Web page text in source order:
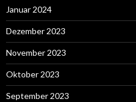
Januar 2024
Dezember 2023
November 2023
Oktober 2023
September 2023